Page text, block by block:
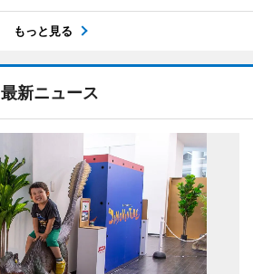
もっと見る
最新ニュース